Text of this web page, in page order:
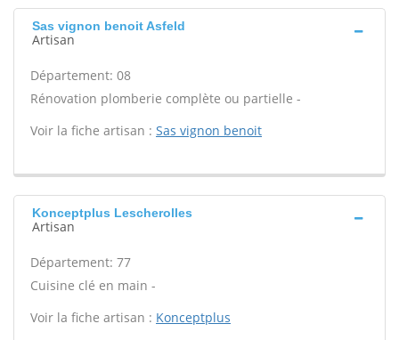
Sas vignon benoit Asfeld
Artisan
Département: 08
Rénovation plomberie complète ou partielle -
Voir la fiche artisan : Sas vignon benoit
Konceptplus Lescherolles
Artisan
Département: 77
Cuisine clé en main -
Voir la fiche artisan : Konceptplus